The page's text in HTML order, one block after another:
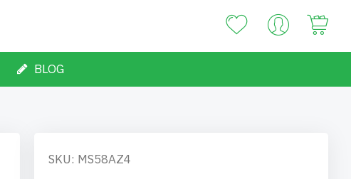
BLOG
SKU: MS58AZ4